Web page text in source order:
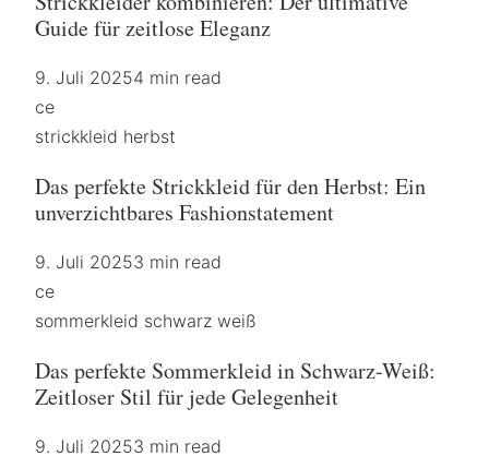
Guide für zeitlose Eleganz
9. Juli 20254 min read
ce
strickkleid herbst
Das perfekte Strickkleid für den Herbst: Ein
unverzichtbares Fashionstatement
9. Juli 20253 min read
ce
sommerkleid schwarz weiß
Das perfekte Sommerkleid in Schwarz-Weiß:
Zeitloser Stil für jede Gelegenheit
9. Juli 20253 min read